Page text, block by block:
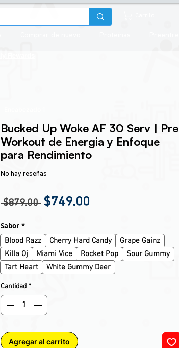
Bucked Up Woke AF 30 Serv | Pre
Workout de Energia y Enfoque
para Rendimiento
No hay reseñas
$879.00 Precio
$749.00
Sabor *
Blood Razz
Cherry Hard Candy
Grape Gainz
Killa Oj
Miami Vice Rocket Pop
Sour Gummy
Tart Heart
White Gummy Deer
Cantidad *
Agregar al carrito